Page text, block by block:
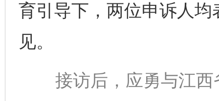
育引导下，两位申诉人
见。
接访后，应勇与江西